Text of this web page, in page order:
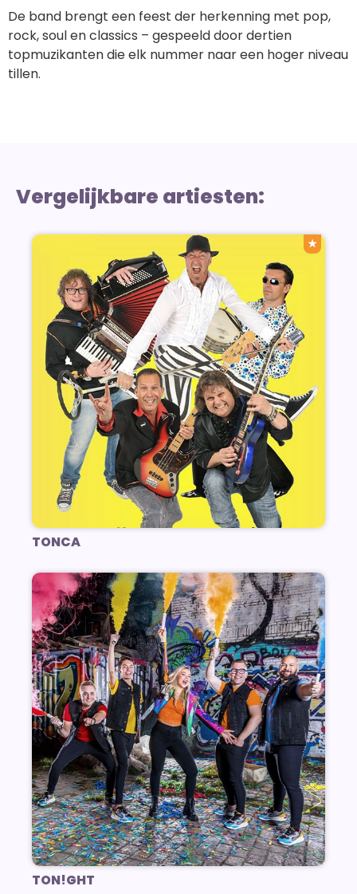
De band brengt een feest der herkenning met pop,
rock, soul en classics – gespeeld door dertien
topmuzikanten die elk nummer naar een hoger niveau
tillen.
Vergelijkbare artiesten:
★
TONCA
TON!GHT